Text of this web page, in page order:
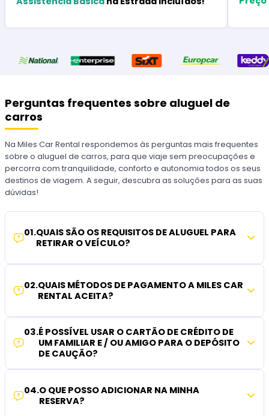
Perguntas frequentes sobre aluguel de
carros
Na Miles Car Rental respondemos às perguntas mais frequentes
sobre o aluguel de carros, para que viaje sem preocupações e
percorra com tranquilidade, conforto e autonomia todos os seus
destinos de viagem. A seguir, descubra as soluções para as suas
dúvidas!
01.QUAIS SÃO OS REQUISITOS DE ALUGUEL PARA
RETIRAR O VEÍCULO?
02.QUAIS MÉTODOS DE PAGAMENTO A MILES CAR
RENTAL ACEITA?
03.É POSSÍVEL USAR O CARTÃO DE CRÉDITO DE
UM FAMILIAR E / OU AMIGO PARA O DEPÓSITO
DE CAUÇÃO?
04.O QUE POSSO ADICIONAR NA MINHA
RESERVA?